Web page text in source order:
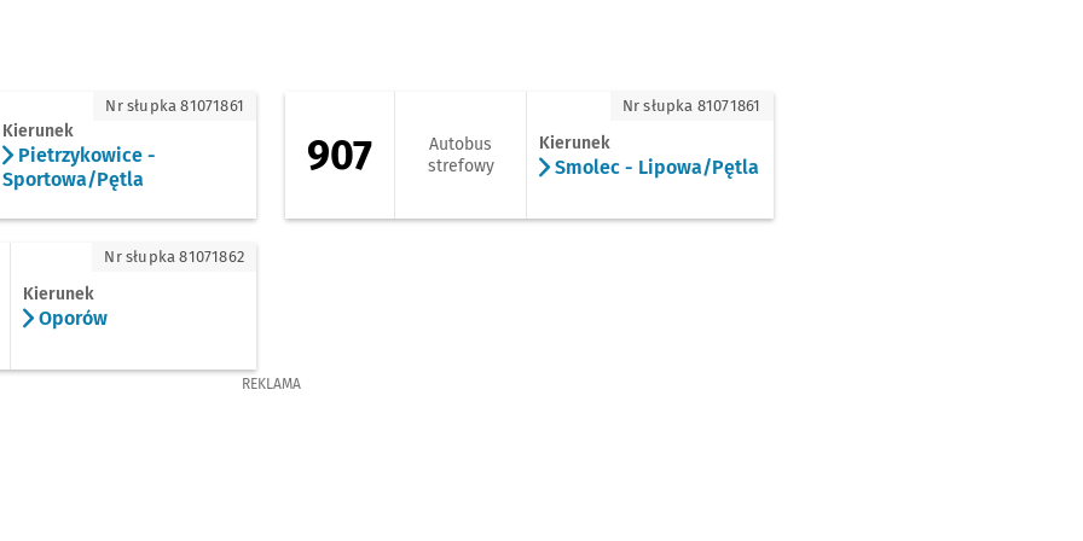
- Sportowa/Pętla
Kierunek
Pietrzykowice -
Sportowa/Pętla
Nr słupka 81071861 907 - kierunek Smolec - Lipowa/Pętla
907
Autobus
strefowy
Kierunek
Smolec - Lipowa/Pętla
Nr słupka 81071861
Kierunek
Oporów
Nr słupka 81071862
REKLAMA